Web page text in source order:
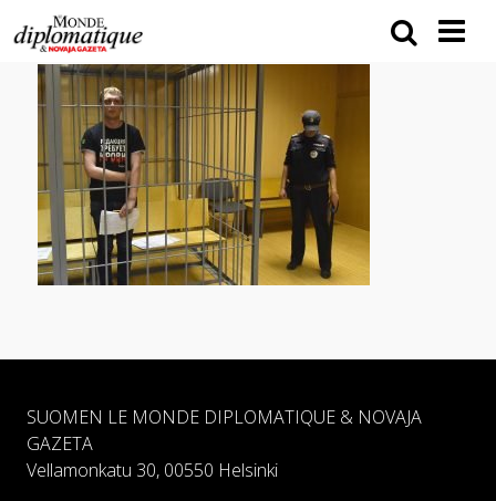
SUOMEN LE MONDE DIPLOMATIQUE & NOVAJA
GAZETA
Vellamonkatu 30, 00550 Helsinki